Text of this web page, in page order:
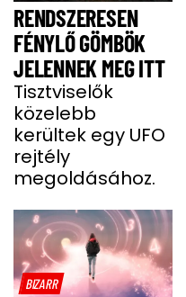
RENDSZERESEN
FÉNYLŐ GÖMBÖK
JELENNEK MEG ITT
Tisztviselők
közelebb
kerültek egy UFO
rejtély
megoldásához.
BIZARR